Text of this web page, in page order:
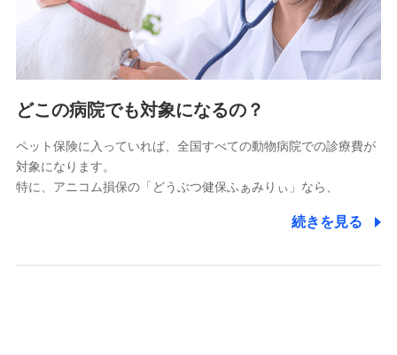
11.マイカー通勤管理クラウド並びに法人向けASPサー
ビスに関してのお問い合わせ情報
各種お問い合わせに対応するため
をお送りするため
アンケートの送付のため
分析するため
当社の対応品質向上やお問い合わせ内容の正確な把握のため
個人情報保護管理者の職名、連絡先
株式会社ドコモ・インシュアランス 営業部長
どこの病院でも対象になるの？
ペット保険に入っていれば、全国すべての動物病院での診療費が
対象になります。
特に、アニコム損保の「どうぶつ健保ふぁみりぃ」なら、
続きを見る